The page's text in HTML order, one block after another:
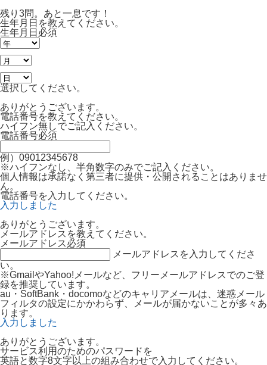
残り3問。あと一息です！
生年月日を教えてください。
生年月日 必須
選択してください。
ありがとうございます。
電話番号を教えてください。
ハイフン無しでご記入ください。
電話番号必須
例）09012345678
※ハイフンなし、半角数字のみでご記入ください。
個人情報は承諾なく第三者に提供・公開されることはありませ
ん。
電話番号を入力してください。
入力しました
ありがとうございます。
メールアドレスを教えてください。
メールアドレス必須
メールアドレスを入力してくださ
い。
※GmailやYahoo!メールなど、フリーメールアドレスでのご登
録を推奨しています。
au・SoftBank・docomoなどのキャリアメールは、迷惑メール
フィルタの設定にかかわらず、メールが届かないことが多々あ
ります。
入力しました
ありがとうございます。
サービス利用のためのパスワードを
英語と数字8文字以上の組み合わせで入力してください。